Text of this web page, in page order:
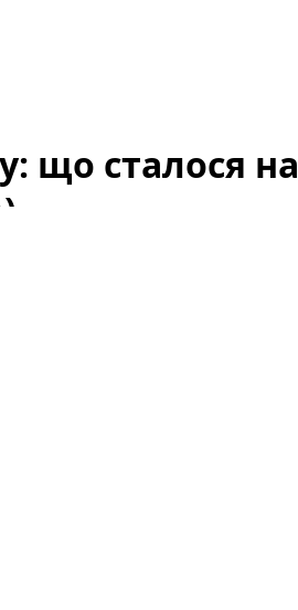
що сталося на